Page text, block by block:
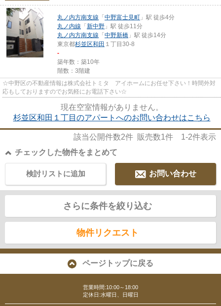
丸ノ内方南支線 「 中野富士見町 」駅 徒歩4分
丸ノ内線 「 新中野 」駅 徒歩11分
丸ノ内方南支線 「 中野新橋 」駅 徒歩14分
東京都杉並区和田 １丁目30-8
-
築年数：築10年
階数：3階建
☆中野区の不動産情報は株式会社トミタ アイホームにお任せ下さい！時間外対
応もしておりますのでお気軽にお電話下さい☆
現在空室情報がありません。
杉並区和田１丁目のアパートへのお問い合わせはこちら
該当公開件数2件 販売数1件 1-2件表示
チェックした物件をまとめて
お問い合わせ
検討リストに追加
さらに条件を絞り込む
物件リクエスト
ページトップに戻る
営業時間:10:00～18:00
定休日:水曜日、日曜日